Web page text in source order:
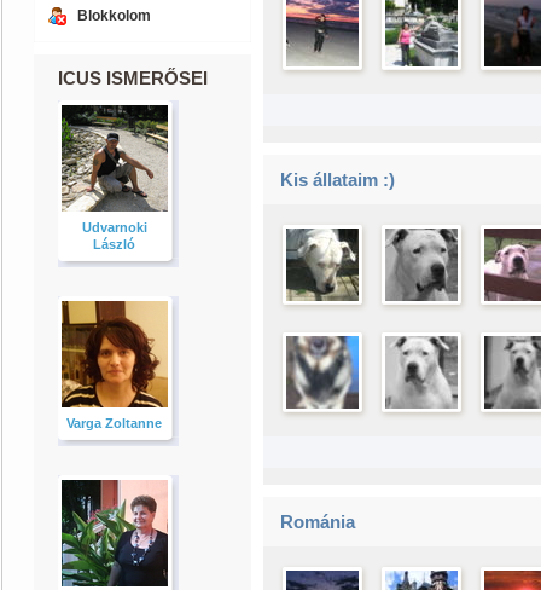
Blokkolom
ICUS ISMERŐSEI
Udvarnoki
László
Varga Zoltanne
Kis állataim :)
Románia